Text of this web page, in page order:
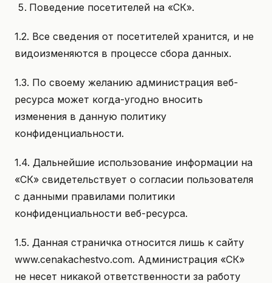
Поведение посетителей на «СК».
1.2. Все сведения от посетителей хранится, и не
видоизменяются в процессе сбора данных.
1.3. По своему желанию администрация веб-
ресурса может когда-угодно вносить
изменения в данную политику
конфиденциальности.
1.4. Дальнейшие использование информации на
«СК» свидетельствует о согласии пользователя
с данными правилами политики
конфиденциальности веб-ресурса.
1.5. Данная страничка относится лишь к сайту
www.cenakachestvo.com. Администрация «СК»
не несет никакой ответственности за работу